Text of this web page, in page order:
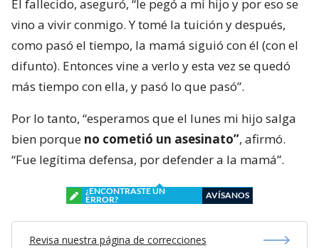
El fallecido, aseguró, “le pegó a mi hijo y por eso se
vino a vivir conmigo. Y tomé la tuición y después,
como pasó el tiempo, la mamá siguió con él (con el
difunto). Entonces vine a verlo y esta vez se quedó
más tiempo con ella, y pasó lo que pasó”.
Por lo tanto, “esperamos que el lunes mi hijo salga
bien porque no cometió un asesinato”, afirmó.
“Fue legítima defensa, por defender a la mamá”.
¿ENCONTRASTE UN
ERROR?
AVÍSANOS
Revisa nuestra página de correcciones